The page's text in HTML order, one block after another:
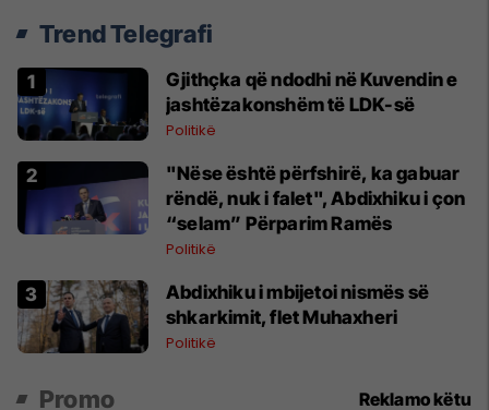
Trend Telegrafi
Gjithçka që ndodhi në Kuvendin e
jashtëzakonshëm të LDK-së
Politikë
"Nëse është përfshirë, ka gabuar
rëndë, nuk i falet", Abdixhiku i çon
“selam” Përparim Ramës
Politikë
Abdixhiku i mbijetoi nismës së
shkarkimit, flet Muhaxheri
Politikë
Promo Reklamo këtu